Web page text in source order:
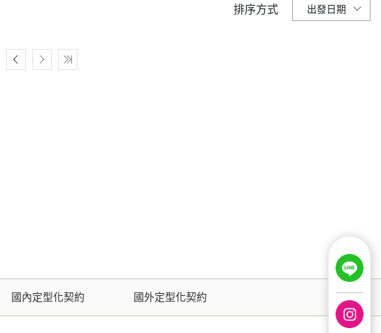
排序方式
國內定型化契約 國外定型化契約